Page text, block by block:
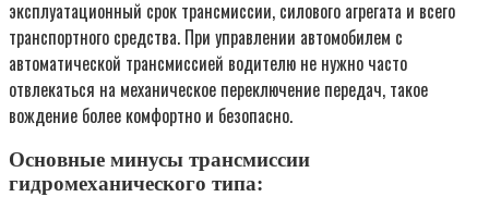
эксплуатационный срок трансмиссии, силового агрегата и всего
транспортного средства. При управлении автомобилем с
автоматической трансмиссией водителю не нужно часто
отвлекаться на механическое переключение передач, такое
вождение более комфортно и безопасно.
Основные минусы трансмиссии
гидромеханического типа: